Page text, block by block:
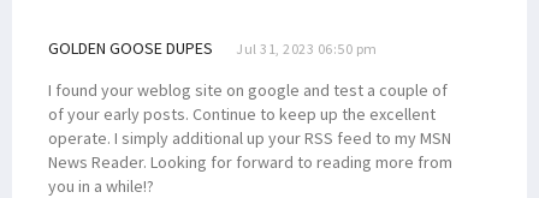
GOLDEN GOOSE DUPES Jul 31, 2023 06:50 pm
I found your weblog site on google and test a couple of
of your early posts. Continue to keep up the excellent
operate. I simply additional up your RSS feed to my MSN
News Reader. Looking for forward to reading more from
you in a while!?